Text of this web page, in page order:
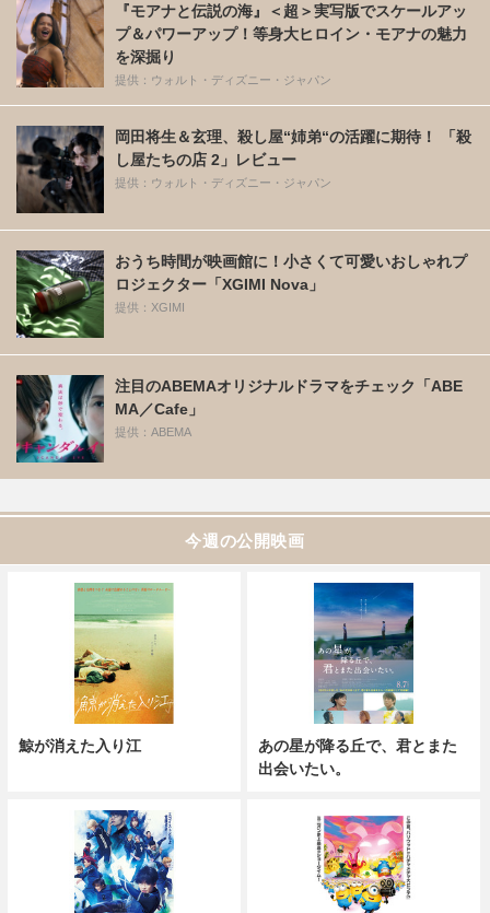
『モアナと伝説の海』＜超＞実写版でスケールアッ
プ＆パワーアップ！等身大ヒロイン・モアナの魅力
を深掘り
提供：ウォルト・ディズニー・ジャパン
岡田将生＆玄理、殺し屋“姉弟“の活躍に期待！ 「殺
し屋たちの店 2」レビュー
提供：ウォルト・ディズニー・ジャパン
おうち時間が映画館に！小さくて可愛いおしゃれプ
ロジェクター「XGIMI Nova」
提供：XGIMI
注目のABEMAオリジナルドラマをチェック「ABE
MA／Cafe」
提供：ABEMA
今週の公開映画
鯨が消えた入り江
あの星が降る丘で、君とまた
出会いたい。